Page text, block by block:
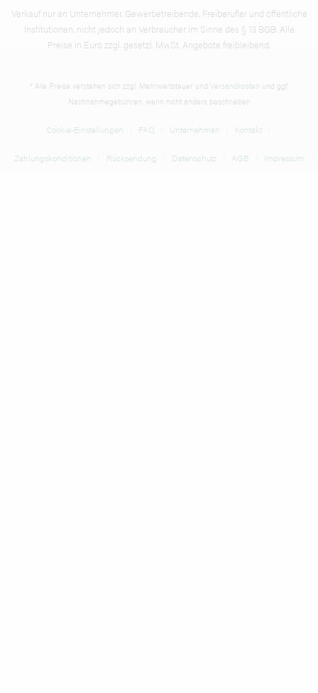
Verkauf nur an Unternehmer, Gewerbetreibende, Freiberufler und öffentliche
Institutionen, nicht jedoch an Verbraucher im Sinne des § 13 BGB. Alle
Preise in Euro zzgl. gesetzl. MwSt. Angebote freibleibend.
* Alle Preise verstehen sich zzgl. Mehrwertsteuer und Versandkosten und ggf.
Nachnahmegebühren, wenn nicht anders beschrieben
Cookie-Einstellungen FAQ Unternehmen Kontakt
Zahlungskonditionen Rücksendung Datenschutz AGB Impressum